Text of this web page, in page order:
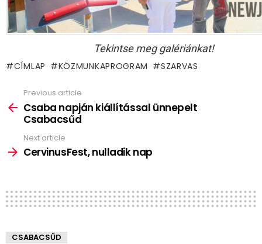
Tekintse meg galériánkat!
CÍMLAP KÖZMUNKAPROGRAM SZARVAS
more
Previous article
Csaba napján kiállítással ünnepelt
Csabacsűd
Next article
CervinusFest, nulladik nap
CSABACSŰD